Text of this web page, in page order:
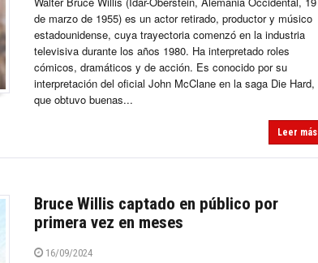
de marzo de 1955) es un actor retirado, productor y músico
estadounidense, cuya trayectoria comenzó en la industria
televisiva durante los años 1980. Ha interpretado roles
cómicos, dramáticos y de acción. Es conocido por su
interpretación del oficial John McClane en la saga Die Hard,
que obtuvo buenas...
Leer más
Bruce Willis captado en público por
primera vez en meses
16/09/2024